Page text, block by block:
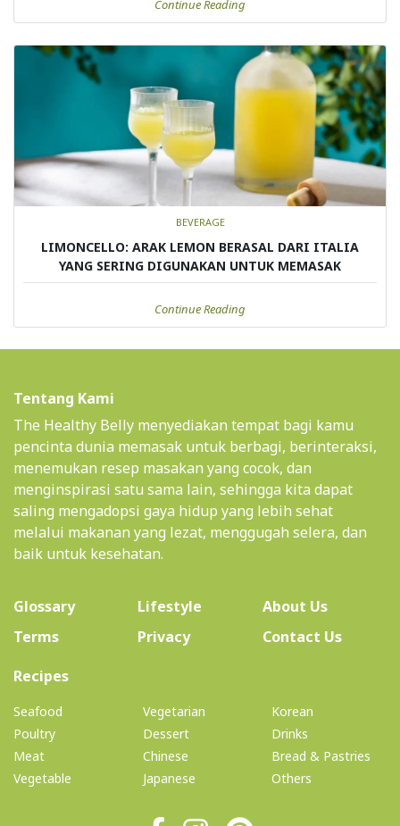
Continue Reading
BEVERAGE
LIMONCELLO: ARAK LEMON BERASAL DARI ITALIA
YANG SERING DIGUNAKAN UNTUK MEMASAK
Continue Reading
Tentang Kami
The Healthy Belly menyediakan tempat bagi kamu
pencinta dunia memasak untuk berbagi, berinteraksi,
menemukan resep masakan yang cocok, dan
menginspirasi satu sama lain, sehingga kita dapat
saling mengadopsi gaya hidup yang lebih sehat
melalui makanan yang lezat, menggugah selera, dan
baik untuk kesehatan.
Glossary Lifestyle About Us(current)
Terms
Privacy
Contact Us
Recipes(current)
Seafood
Poultry
Meat
Vegetable
Vegetarian
Dessert
Chinese
Japanese
Korean
Drinks
Bread & Pastries
Others